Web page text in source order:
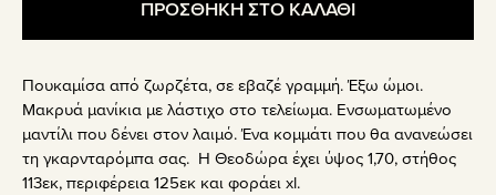
ΠΡΟΣΘΗΚΗ ΣΤΟ ΚΑΛΑΘΙ
Πουκαμίσα από ζωρζέτα, σε εβαζέ γραμμή. Έξω ώμοι.
Μακρυά μανίκια με λάστιχο στο τελείωμα. Ενσωματωμένο
μαντίλι που δένει στον λαιμό. Ένα κομμάτι που θα ανανεώσει
τη γκαρνταρόμπα σας. Η Θεοδώρα έχει ύψος 1,70, στήθος
113εκ, περιφέρεια 125εκ και φοράει xl.